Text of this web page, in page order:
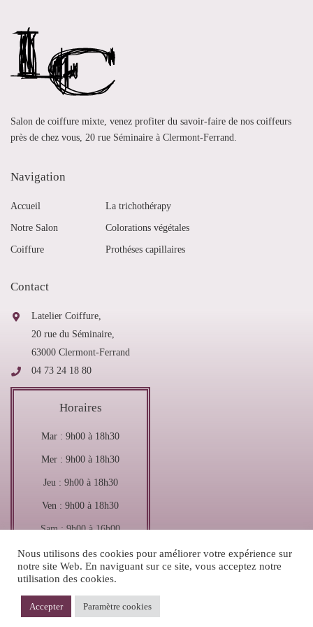
Salon de coiffure mixte, venez profiter du savoir-faire de nos coiffeurs
près de chez vous, 20 rue Séminaire à Clermont-Ferrand.
Navigation
Accueil
Notre Salon
Coiffure
La trichothérapy
Colorations végétales
Prothéses capillaires
Contact
Latelier Coiffure,
20 rue du Séminaire,
63000 Clermont-Ferrand
04 73 24 18 80
Horaires
Mar : 9h00 à 18h30
Mer : 9h00 à 18h30
Jeu : 9h00 à 18h30
Ven : 9h00 à 18h30
Sam : 9h00 à 16h00
LATELIER COIFFURE 2021 – Tous droits réservés – Réalisé par
Mention légales
Nous utilisons des cookies pour améliorer votre expérience sur
notre site Web. En naviguant sur ce site, vous acceptez notre
utilisation des cookies.
Accepter Paramètre cookies